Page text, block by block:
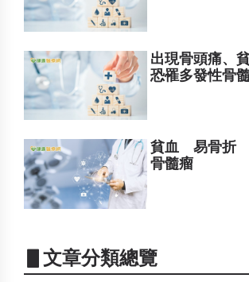
出現骨頭痛、
恐罹多發性骨
貧血 易骨折
骨髓瘤
▋文章分類總覽